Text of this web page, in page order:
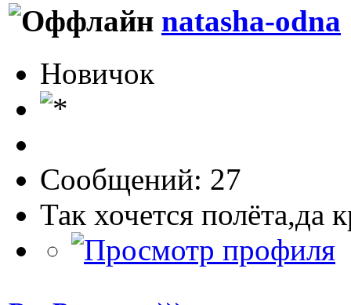
natasha-odna
Новичок
Сообщений: 27
Так хочется полёта,да